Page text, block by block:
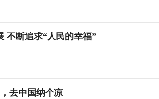
不断追求“人民的幸福”
去中国纳个凉